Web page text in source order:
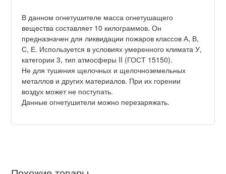
В данном огнетушителе масса огнетушащего
вещества составляет 10 килограммов. Он
предназначен для ликвидации пожаров классов А, В,
С, Е. Используется в условиях умеренного климата У,
категории 3, тип атмосферы II (ГОСТ 15150).
Не для тушения щелочных и щелочноземельных
металлов и других материалов. При их горении
воздух может не поступать.
Данные огнетушители можно перезаряжать.